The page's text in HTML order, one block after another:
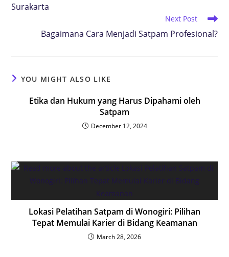
Surakarta
Next Post
Bagaimana Cara Menjadi Satpam Profesional?
YOU MIGHT ALSO LIKE
Etika dan Hukum yang Harus Dipahami oleh
Satpam
December 12, 2024
Lokasi Pelatihan Satpam di Wonogiri: Pilihan
Tepat Memulai Karier di Bidang Keamanan
March 28, 2026